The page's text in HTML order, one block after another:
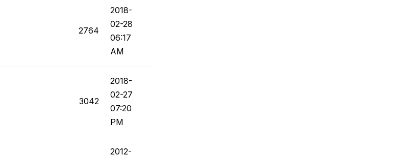
2764
‎2018-
02-28
06:17
AM
3042
‎2018-
02-27
07:20
PM
‎2012-